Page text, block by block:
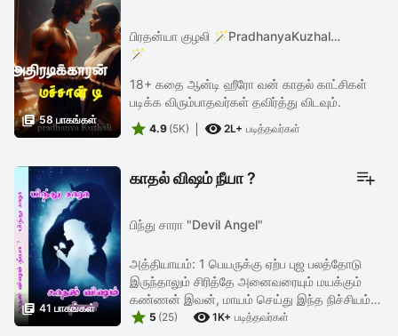
 58 பாகங்கள்
பிரதன்யா குழலி 🪄PradhanyaKuzhali
🪄
18+ கதை ஆன்டி ஹீரோ வன் காதல் காட்சிகள்
படிக்க விரும்பாதவர்கள் தவிர்த்து விடவும்.
 4.9 (5K)  2L+ படித்தவர்கள்
 41 பாகங்கள்
காதல் விஷம் நீயா ?
பிந்து சாரா "Devil Angel"
அத்தியாயம்: 1 பெயருக்கு ஏற்ப புஜ பலத்தோடு
இருந்தாலும் சிரித்தே அனைவரையும் மயக்கும்
கண்ணன் இவன், மாயம் செய்து இந்த நிச்சியம்
நடத்த முயற்சி செய்ய நினைத்து அது
 5 (25)  1K+ படித்தவர்கள்